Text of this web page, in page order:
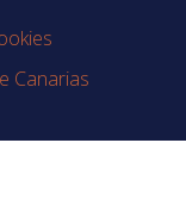
Canarias